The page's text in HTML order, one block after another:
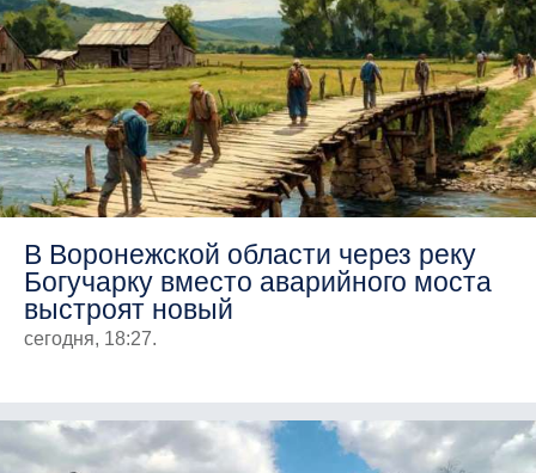
В Воронежской области через реку
Богучарку вместо аварийного моста
выстроят новый
сегодня, 18:27.